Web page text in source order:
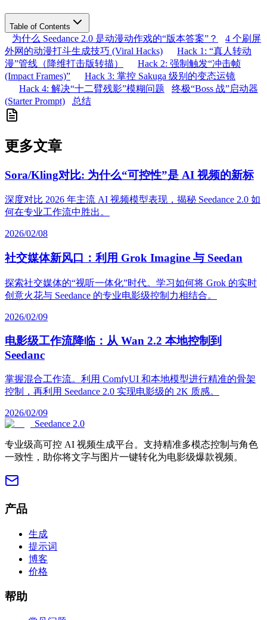
Table of Contents
为什么 Seedance 2.0 是动漫动作戏的“版本答案”？
4 个刷屏
外网的动漫打斗生成技巧 (Viral Hacks)
Hack 1: “真人转动
漫”管线（降维打击版转描）
Hack 2: 强制触发“冲击帧
(Impact Frames)”
Hack 3: 掌控 Sakuga 级别的变态运镜
Hack 4: 解决“十二臂残影”模糊问题
终极“Boss 战”启动器
(Starter Prompt)
总结
更多文章
Sora/Kling对比: 为什么“可控性”是 AI 视频的新标
深度对比 2026 年主流 AI 视频模型表现，揭秘 Seedance 2.0 如
何在专业工作流中胜出。
2026/02/08
社交媒体新风口：利用 Grok Imagine 与 Seedan
探索社交媒体的“视听一体化”时代。学习如何将 Grok 的实时
创意火花与 Seedance 的专业电影级控制力相结合。
2026/02/09
电影级工作流降临：从 Wan 2.2 本地控制到
Seedanc
掌握混合工作流。利用 ComfyUI 和本地模型进行精准的骨架
控制，再利用 Seedance 2.0 实现电影级的 2K 质感。
2026/02/09
Seedance 2.0
专业级高可控 AI 视频生成平台。支持精准多模态控制与角色
一致性，助你将文字与图片一键转化为电影级爆款视频。
产品
生成
提示词
博客
价格
帮助